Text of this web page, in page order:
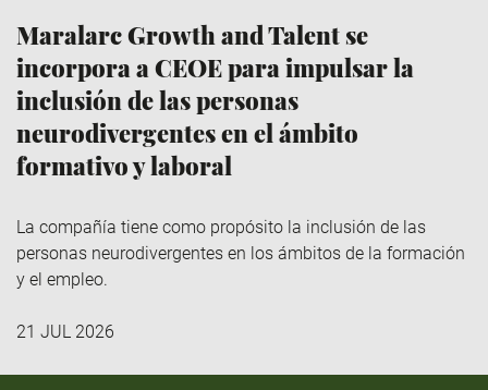
Maralarc Growth and Talent se
incorpora a CEOE para impulsar la
inclusión de las personas
neurodivergentes en el ámbito
formativo y laboral
La compañía tiene como propósito la inclusión de las
personas neurodivergentes en los ámbitos de la formación
y el empleo.
21 JUL 2026